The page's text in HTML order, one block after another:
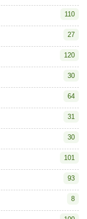
110
27
120
30
64
31
30
101
93
8